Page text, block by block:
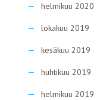
helmikuu 2020
lokakuu 2019
kesäkuu 2019
huhtikuu 2019
helmikuu 2019